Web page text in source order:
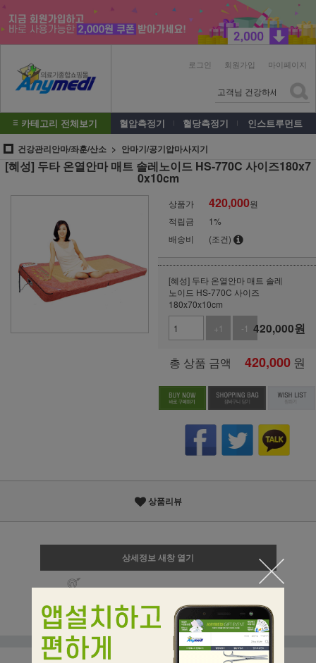
로그인 회원가입 마이페이지
카테고리 전체보기 혈압측정기 혈당측정기 인스트루먼트
건강관리안마/좌훈/산소 안마기/공기압마사지기
[혜성] 두타 온열안마 매트 솔레노이드 HS-770C 사이즈180x7
0x10cm
상품가 420,000원
적립금
1%
배송비
(조건)
[혜성] 두타 온열안마 매트 솔레
노이드 HS-770C 사이즈
180x70x10cm
+1
-1 420,000원
총 상품 금액 420,000 원
상품리뷰
상세정보 새창 열기